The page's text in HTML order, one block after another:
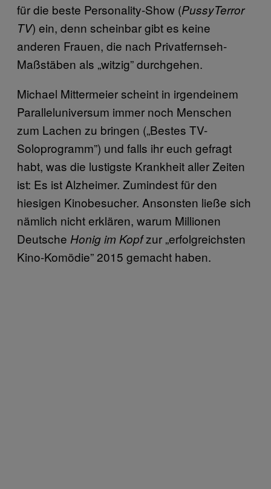
für die beste Personality-Show (PussyTerror
TV) ein, denn scheinbar gibt es keine
anderen Frauen, die nach Privatfernseh-
Maßstäben als „witzig” durchgehen.
Michael Mittermeier scheint in irgendeinem
Paralleluniversum immer noch Menschen
zum Lachen zu bringen („Bestes TV-
Soloprogramm”) und falls ihr euch gefragt
habt, was die lustigste Krankheit aller Zeiten
ist: Es ist Alzheimer. Zumindest für den
hiesigen Kinobesucher. Ansonsten ließe sich
nämlich nicht erklären, warum Millionen
Deutsche Honig im Kopfzur „erfolgreichsten
Kino-Komödie” 2015 gemacht haben.